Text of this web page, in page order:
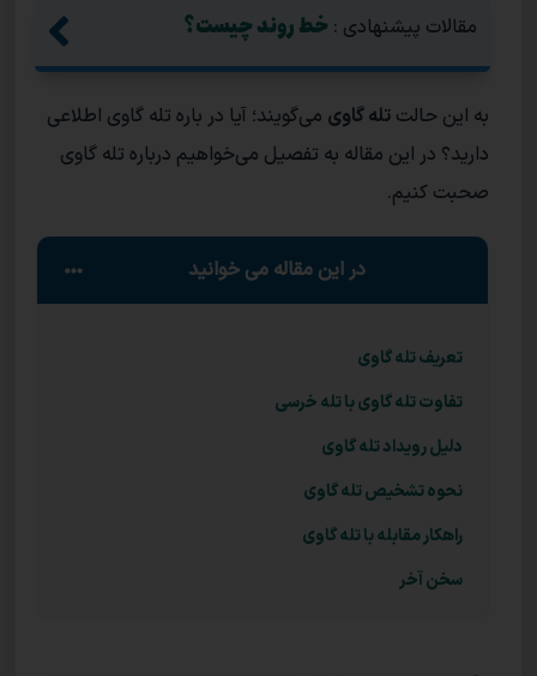
مقالات پیشنهادی : خط روند چیست؟
به این حالت تله گاوی می‌گویند؛ آیا در باره تله گاوی اطلاعی
دارید؟ در این مقاله به تفصیل می‌خواهیم درباره تله گاوی
صحبت کنیم.
در این مقاله می خوانید
تعریف تله گاوی
تفاوت تله گاوی با تله خرسی
دلیل رویداد تله گاوی
نحوه تشخیص تله گاوی
راهکار مقابله با تله گاوی
سخن آخر